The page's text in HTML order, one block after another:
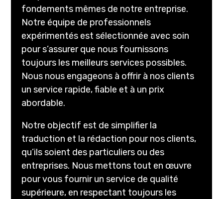
fondements mêmes de notre entreprise.
Notre équipe de professionnels
expérimentés est sélectionnée avec soin
pour s’assurer que nous fournissons
toujours les meilleurs services possibles.
Nous nous engageons à offrir à nos clients
un service rapide, fiable et à un prix
abordable.
Notre objectif est de simplifier la
traduction et la rédaction pour nos clients,
qu’ils soient des particuliers ou des
entreprises. Nous mettons tout en œuvre
pour vous fournir un service de qualité
supérieure, en respectant toujours les